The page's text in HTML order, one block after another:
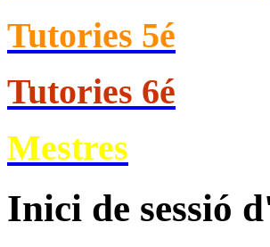
Tutories 5é
Tutories 6é
Mestres
Inici de sessió